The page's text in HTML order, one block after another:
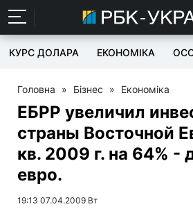
КУРС ДОЛАРА ЕКОНОМІКА
Головна » Бізнес » Економіка
ЕБРР увеличил
страны Восточной
кв. 2009 г. на 64% -
евро.
19:13 07.04.2009 Вт